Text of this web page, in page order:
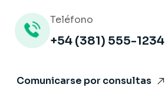
Teléfono
+54 (381) 555-1234
Comunicarse por consultas